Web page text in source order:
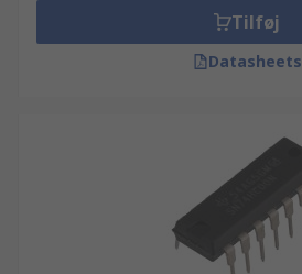
Tilføj
Datasheets